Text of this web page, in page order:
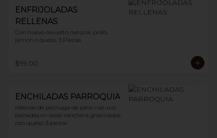
ENFRIJOLADAS
RELLENAS
Con huevo revuelto natural, pollo,
jamón o queso. 3 Piezas
$99.00
ENCHILADAS PARROQUIA
rellenas de pechuga de pavo natural,
bañadas en salsa ranchera gratinadas
con queso. 3 piezas